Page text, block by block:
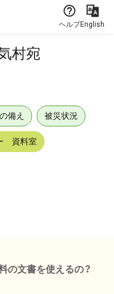
ヘルプEnglish
村宛
備え 被災状況
資料室
の文書を使えるの？